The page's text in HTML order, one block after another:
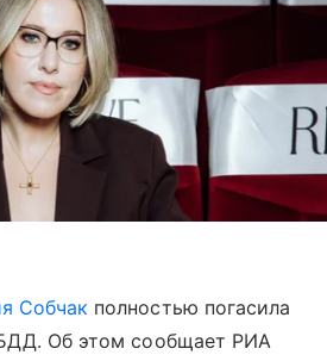
Собчак полностью погасила
Об этом сообщает РИА